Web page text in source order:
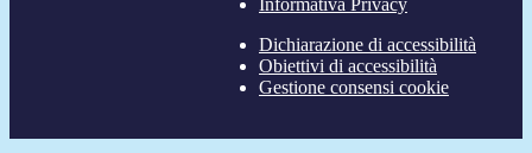
Dichiarazione di accessibilità
Obiettivi di accessibilità
Gestione consensi cookie